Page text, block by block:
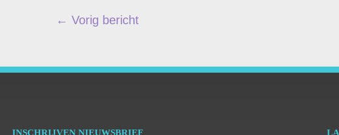
← Vorig bericht
INSCHRIJVEN NIEUWSBRIEF